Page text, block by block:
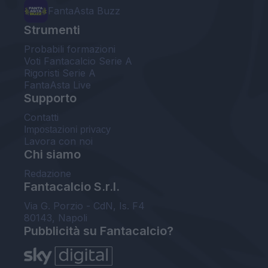
FantaAsta Buzz
Strumenti
Probabili formazioni
Voti Fantacalcio Serie A
Rigoristi Serie A
FantaAsta Live
Supporto
Contatti
Impostazioni privacy
Lavora con noi
Chi siamo
Redazione
Fantacalcio S.r.l.
Via G. Porzio - CdN, Is. F4
80143, Napoli
Pubblicità su Fantacalcio?